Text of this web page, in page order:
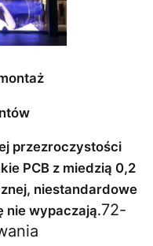
przezroczystości
PCB z miedzią 0,2
niestandardowe
nie wypaczają.72-